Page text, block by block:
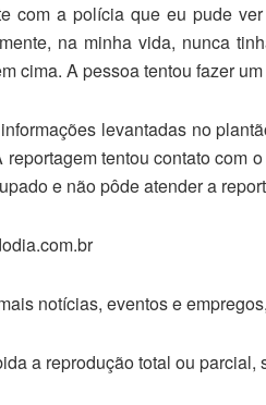
com a polícia que eu pude
na minha vida, nunca
cima. A pessoa tentou fazer
levantadas no
reportagem tentou contato com
e não pôde atender a
notícias, eventos e
a reprodução total ou parcial,